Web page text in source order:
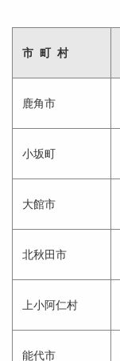
市 町 村
鹿角市
小坂町
大館市
北秋田市
上小阿仁村
能代市